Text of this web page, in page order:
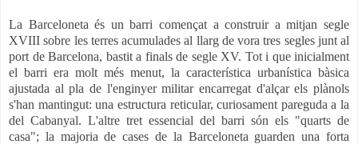
La Barceloneta és un barri començat a construir a mitjan segle
XVIII sobre les terres acumulades al llarg de vora tres segles junt al
port de Barcelona, bastit a finals de segle XV. Tot i que inicialment
el barri era molt més menut, la característica urbanística bàsica
ajustada al pla de l'enginyer militar encarregat d'alçar els plànols
s'han mantingut: una estructura reticular, curiosament pareguda a la
del Cabanyal. L'altre tret essencial del barri són els "quarts de
casa"; la majoria de cases de la Barceloneta guarden una forta